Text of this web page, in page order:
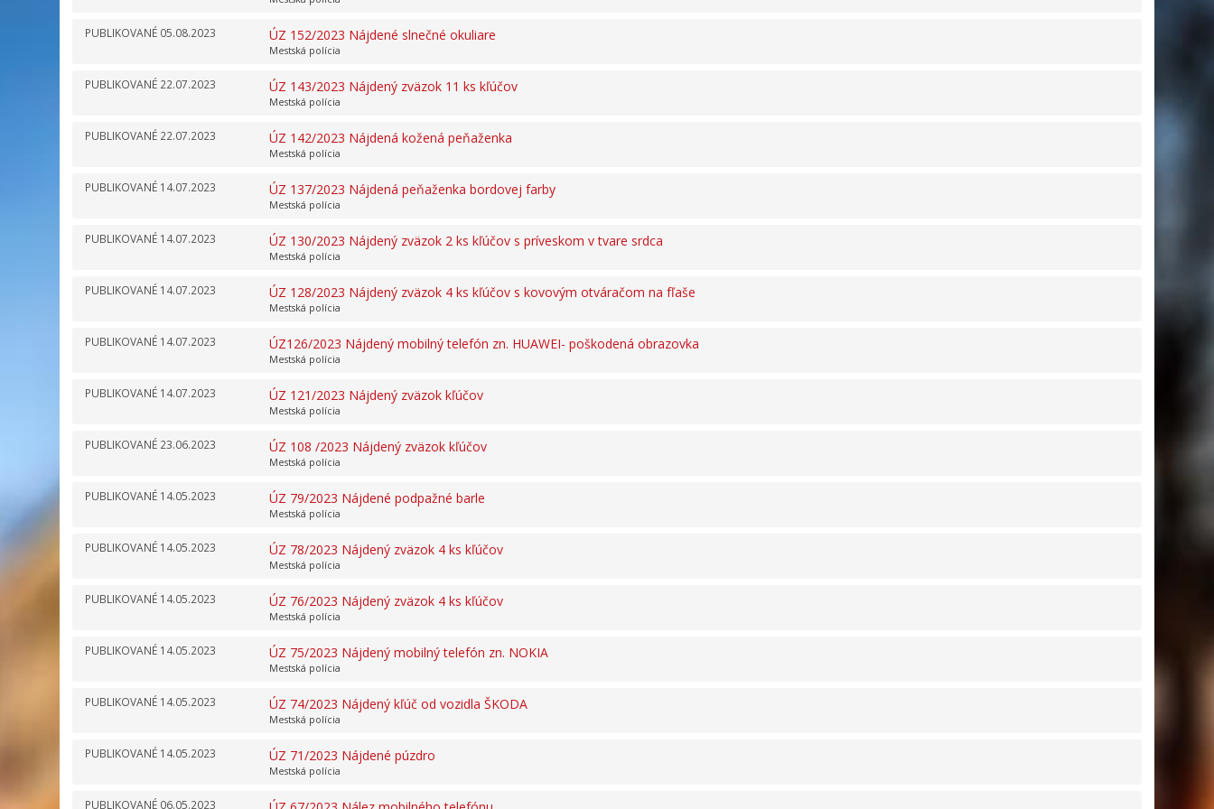
PUBLIKOVANÉ 05.08.2023 ÚZ 152/2023 Nájdené slnečné okuliare
Mestská polícia
PUBLIKOVANÉ 22.07.2023 ÚZ 143/2023 Nájdený zväzok 11 ks kľúčov
Mestská polícia
PUBLIKOVANÉ 22.07.2023 ÚZ 142/2023 Nájdená kožená peňaženka
Mestská polícia
PUBLIKOVANÉ 14.07.2023 ÚZ 137/2023 Nájdená peňaženka bordovej farby
Mestská polícia
PUBLIKOVANÉ 14.07.2023 ÚZ 130/2023 Nájdený zväzok 2 ks kľúčov s príveskom v tvare srdca
Mestská polícia
PUBLIKOVANÉ 14.07.2023 ÚZ 128/2023 Nájdený zväzok 4 ks kľúčov s kovovým otváračom na fľaše
Mestská polícia
PUBLIKOVANÉ 14.07.2023 ÚZ126/2023 Nájdený mobilný telefón zn. HUAWEI- poškodená obrazovka
Mestská polícia
PUBLIKOVANÉ 14.07.2023 ÚZ 121/2023 Nájdený zväzok kľúčov
Mestská polícia
PUBLIKOVANÉ 23.06.2023 ÚZ 108 /2023 Nájdený zväzok kľúčov
Mestská polícia
PUBLIKOVANÉ 14.05.2023 ÚZ 79/2023 Nájdené podpažné barle
Mestská polícia
PUBLIKOVANÉ 14.05.2023 ÚZ 78/2023 Nájdený zväzok 4 ks kľúčov
Mestská polícia
PUBLIKOVANÉ 14.05.2023 ÚZ 76/2023 Nájdený zväzok 4 ks kľúčov
Mestská polícia
PUBLIKOVANÉ 14.05.2023 ÚZ 75/2023 Nájdený mobilný telefón zn. NOKIA
Mestská polícia
PUBLIKOVANÉ 14.05.2023 ÚZ 74/2023 Nájdený kľúč od vozidla ŠKODA
Mestská polícia
PUBLIKOVANÉ 14.05.2023 ÚZ 71/2023 Nájdené púzdro
Mestská polícia
PUBLIKOVANÉ 06.05.2023